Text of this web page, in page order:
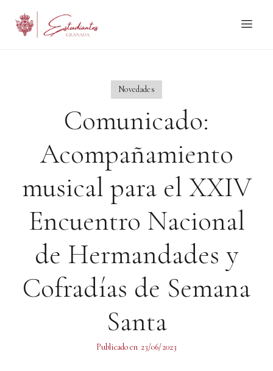
Novedades
Comunicado:
Acompañamiento
musical para el XXIV
Encuentro Nacional
de Hermandades y
Cofradías de Semana
Santa
Publicado en 23/06/2023